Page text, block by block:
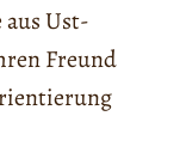
Ust-
Freund